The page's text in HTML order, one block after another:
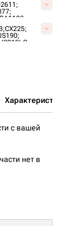
KRA14370;
CX225;
JS210LC;
Характеристики
с вашей
нет в